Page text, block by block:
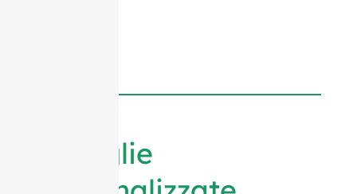
Bottiglie